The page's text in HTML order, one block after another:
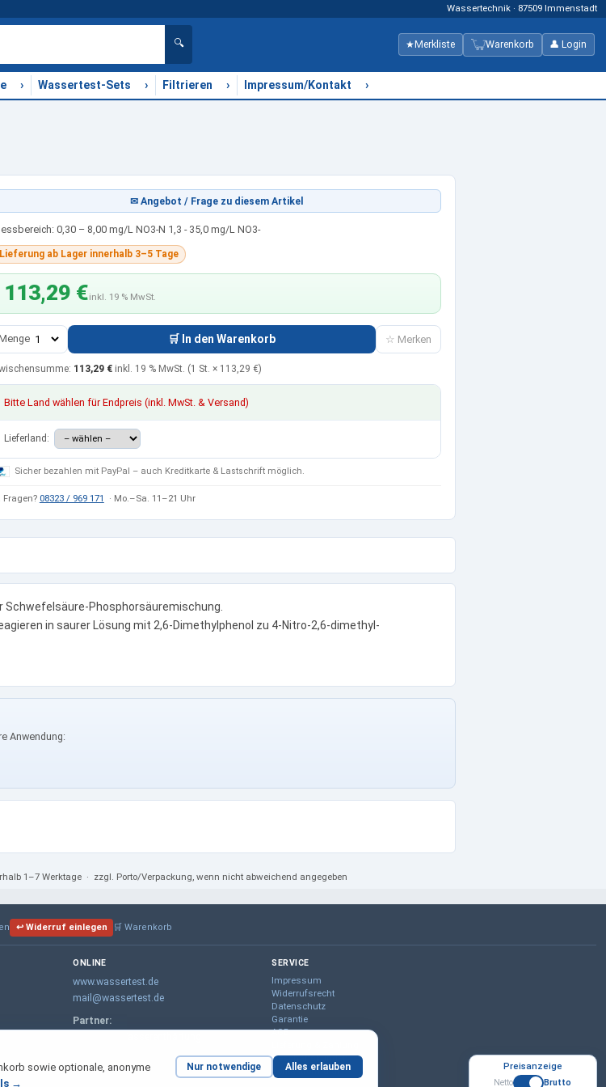
sowie optionale, anonyme
→
Nur notwendige Alles erlauben
Wassertechnik · 87509 Immenstadt
🔍 ★ Merkliste Warenkorb 👤 Login
› Wassertest-Sets › Filtrieren › Impressum/Kontakt ›
✉ Angebot / Frage zu diesem Artikel
0,30 – 8,00 mg/L NO3-N 1,3 - 35,0 mg/L NO3-
Lieferung ab Lager innerhalb 3–5 Tage
113,29 €inkl. 19 % MwSt.
🛒 In den Warenkorb ☆ Merken
113,29 € inkl. 19 % MwSt. (1 St. × 113,29 €)
Bitte Land wählen für Endpreis (inkl. MwSt. & Versand)
Lieferland:
Sicher bezahlen mit PayPal – auch Kreditkarte & Lastschrift möglich.
Fragen? 08323 / 969 171 · Mo.–Sa. 11–21 Uhr
Phosphorsäuremischung.
in saurer Lösung mit 2,6-Dimethylphenol zu 4-Nitro-2,6-dimethyl-
Anwendung:
Preisanzeige
Netto Brutto
1–7 Werktage · zzgl. Porto/Verpackung, wenn nicht abweichend angegeben
↩ Widerruf einlegen 🛒 Warenkorb
ONLINE
www.wassertest.de
mail@wassertest.de
Partner:
SERVICE
Impressum
Widerrufsrecht
Datenschutz
Garantie
AGB
Geschäftskunden
Kontaktformular